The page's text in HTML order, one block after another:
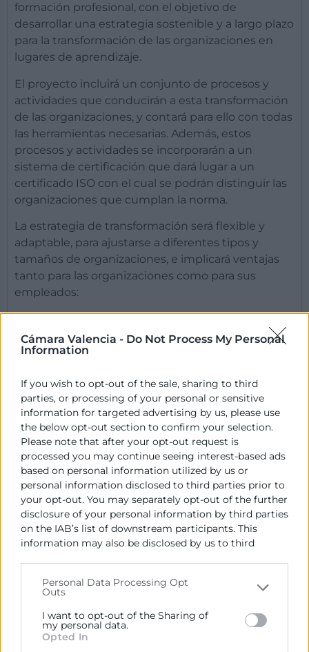
Cámara Valencia - Do Not Process My Personal
Information
If you wish to opt-out of the sale, sharing to third
parties, or processing of your personal or sensitive
information for targeted advertising by us, please use
the below opt-out section to confirm your selection.
Please note that after your opt-out request is
processed you may continue seeing interest-based ads
based on personal information utilized by us or
personal information disclosed to third parties prior to
your opt-out. You may separately opt-out of the further
disclosure of your personal information by third parties
on the IAB’s list of downstream participants. This
information may also be disclosed by us to third
Please note that this website/app uses one or more
Google services and may gather and store information
including but not limited to your visit or usage
behaviour. You may click to grant or deny consent to
Personal Data Processing Opt
Outs
I want to opt-out of the Sharing of
my personal data.
Opted In
formación profesional, con el objetivo de
desarrollar una estrategia sostenible y a largo plazo
para la transformación de las organizaciones en
lugares de aprendizaje.
El proyecto incluirá un conjunto de procesos y
actividades que conducirán a esta transformación
de las organizaciones, y contará para ello con todas
las herramientas necesarias. Además, estos
procesos y actividades se incorporarán a un
sistema de certificación que dará lugar a un
certificado ISO con el cual se podrán distinguir las
organizaciones que cumplan la norma.
La estrategia de transformación será flexible y
adaptable, para ajustarse a diferentes tipos y
tamaños de organizaciones, e implicará ventajas
tanto para las organizaciones como para sus
empleados:
estrategia y sus objetivos, y le permitirá
obtener una certificación ISO.
aprendizaje permanente que se extenderá
fuera de las tareas del puesto de trabajo
actual, y también permitirá una certificación
de logros sobre competencias transversales
según la ISO 17024.
Si estas interesad@ en participar en este proyecto,
puedes dejarnos tus datos en este formulario​.
Nota Descriptiva Proyecto
DOCUMENTOS PRODUCIDOS